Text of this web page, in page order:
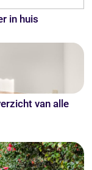
in huis
van alle